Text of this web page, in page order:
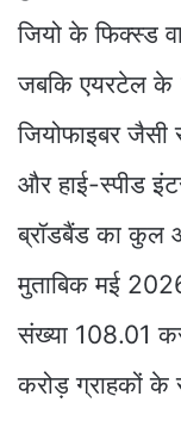
जियो के फिक्स्ड
जबकि एयरटेल के
जियोफाइबर
और हाई-स्पीड
ब्रॉडबैंड का कुल
मुताबिक मई
संख्या 108.01
करोड़ ग्राहकों